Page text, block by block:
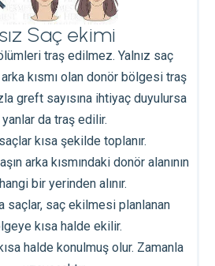
Saç ekimi
traş edilmez. Yalnız saç
arka kısmı olan donör bölgesi traş
greft sayısına ihtiyaç duyulursa
yanlar da traş edilir.
kısa şekilde toplanır.
arka kısmındaki donör alanının
bir yerinden alınır.
saçlar, saç ekilmesi planlanan
kısa halde ekilir.
halde konulmuş olur. Zamanla